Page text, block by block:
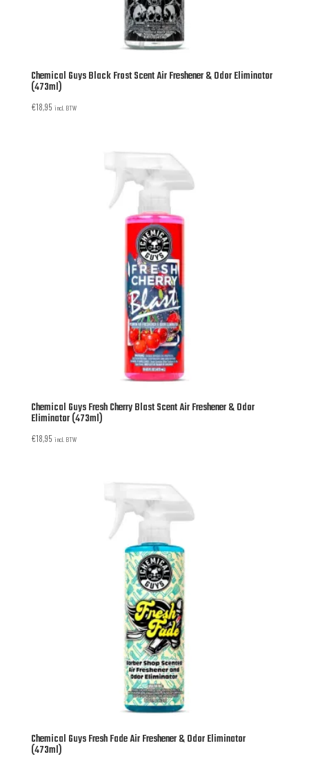
Chemical Guys Black Frost Scent Air Freshener & Odor Eliminator
(473ml)
€18,95 incl. BTW
Chemical Guys Fresh Cherry Blast Scent Air Freshener & Odor
Eliminator (473ml)
€18,95 incl. BTW
Chemical Guys Fresh Fade Air Freshener & Odor Eliminator
(473ml)